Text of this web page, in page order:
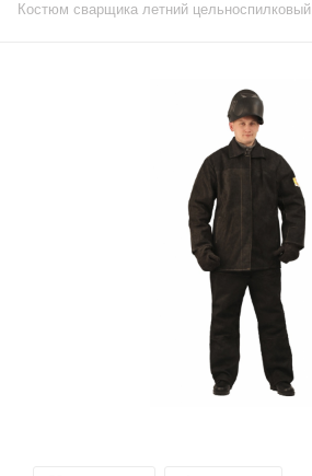
Костюм сварщика летний цельноспилковый